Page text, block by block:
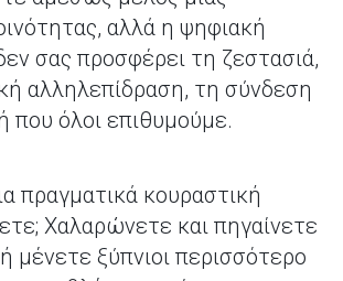
αλλά η ψηφιακή
σας προσφέρει τη ζεστασιά,
αλληλεπίδραση, τη σύνδεση
που όλοι επιθυμούμε.
πραγματικά κουραστική
Χαλαρώνετε και πηγαίνετε
μένετε ξύπνιοι περισσότερο